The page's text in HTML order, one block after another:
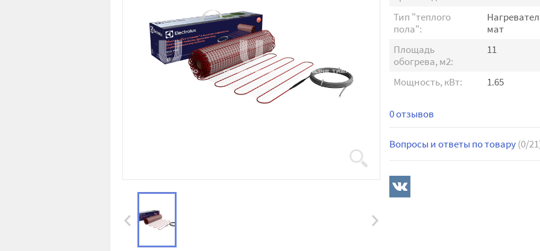
Тип "теплого
пола":
мат
Площадь
обогрева, м2:
11
Мощность, кВт: 1.65
0 отзывов
Вопросы и ответы по товару(0/